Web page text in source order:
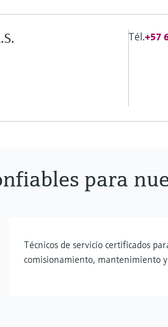
Tél.+57
para
Técnicos de servicio certificados
comisionamiento, mantenimiento